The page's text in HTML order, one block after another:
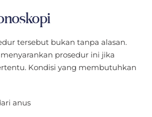
tersebut bukan tanpa alasan.
prosedur ini jika
Kondisi yang membutuhkan
anus